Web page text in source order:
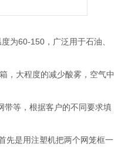
为60-150，广泛用于石油、
，大程度的减少酸雾，空气中
等，根据客户的不同要求填
先是用注塑机把两个网笼框一